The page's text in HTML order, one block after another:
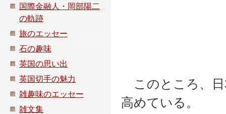
国際金融人・岡部陽二
の軌跡
旅のエッセー
石の趣味
英国の思い出
英国切手の魅力
雑趣味のエッセー
雑文集
このところ、日
高めている。